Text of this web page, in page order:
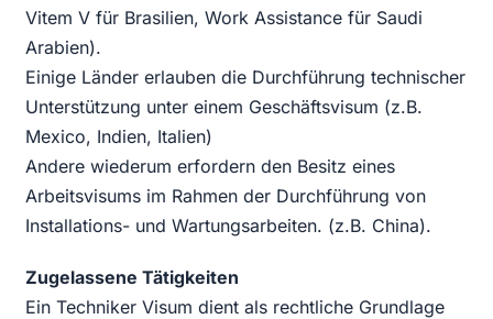
Vitem V für Brasilien, Work Assistance für Saudi
Arabien).
Einige Länder erlauben die Durchführung technischer
Unterstützung unter einem Geschäftsvisum (z.B.
Mexico, Indien, Italien)
Andere wiederum erfordern den Besitz eines
Arbeitsvisums im Rahmen der Durchführung von
Installations- und Wartungsarbeiten. (z.B. China).
Zugelassene Tätigkeiten
Ein Techniker Visum dient als rechtliche Grundlage